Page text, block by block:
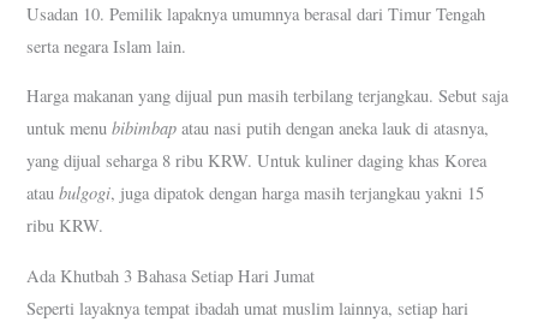
Usadan 10. Pemilik lapaknya umumnya berasal dari Timur Tengah
serta negara Islam lain.
Harga makanan yang dijual pun masih terbilang terjangkau. Sebut saja
untuk menubibimbapatau nasi putih dengan aneka lauk di atasnya,
yang dijual seharga 8 ribu KRW. Untuk kuliner daging khas Korea
ataubulgogi, juga dipatok dengan harga masih terjangkau yakni 15
ribu KRW.
Ada Khutbah 3 Bahasa Setiap Hari Jumat
Seperti layaknya tempat ibadah umat muslim lainnya, setiap hari